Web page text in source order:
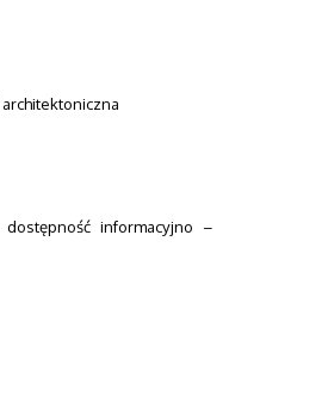
informacyjno –